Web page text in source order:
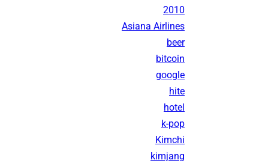
2010
Asiana Airlines
beer
bitcoin
google
hite
hotel
k-pop
Kimchi
kimjang